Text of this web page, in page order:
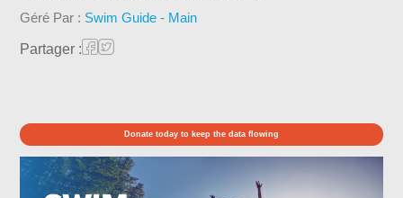
Géré Par : Swim Guide - Main
Partager :
Donate today to keep the data flowing